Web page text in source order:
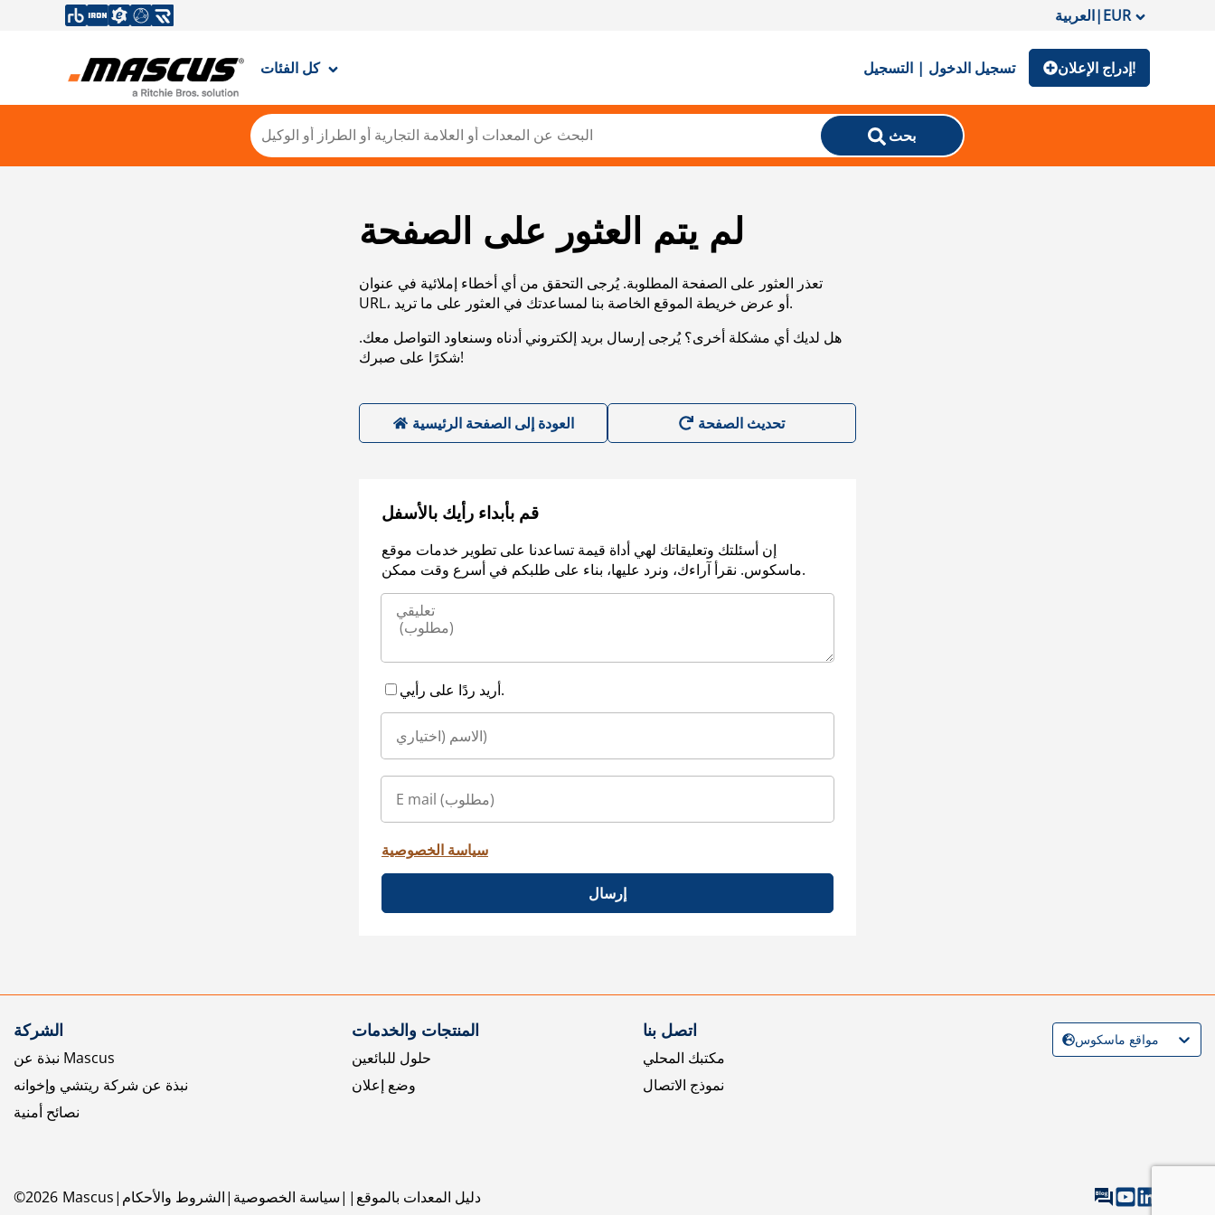
العربية|EUR
كل الفئات تسجيل الدخول | التسجيل إدراج الإعلان!
بحث
لم يتم العثور على الصفحة
تعذر العثور على الصفحة المطلوبة. يُرجى التحقق من أي أخطاء إملائية في عنوان
URL، أو عرض خريطة الموقع الخاصة بنا لمساعدتك في العثور على ما تريد.
هل لديك أي مشكلة أخرى؟ يُرجى إرسال بريد إلكتروني أدناه وسنعاود التواصل معك.
شكرًا على صبرك!
العودة إلى الصفحة الرئيسية
قم بأبداء رأيك بالأسفل
إن أسئلتك وتعليقاتك لهي أداة قيمة تساعدنا على تطوير خدمات موقع
ماسكوس. نقرأ آراءك، ونرد عليها، بناء على طلبكم في أسرع وقت ممكن.
أريد ردًا على رأيي.
سياسة الخصوصية
إرسال
الشركة
نبذة عن Mascus
نبذة عن شركة ريتشي وإخوانه
نصائح أمنية
المنتجات والخدمات
حلول للبائعين
وضع إعلان
اتصل بنا
مكتبك المحلي
نموذج الاتصال
©2026 Mascus الشروط والأحكام سياسة الخصوصية دليل المعدات بالموقع
مواقع ماسكوس